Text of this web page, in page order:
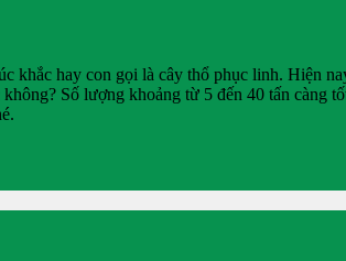
khắc hay con gọi là cây thổ phục linh. Hiện
Số lượng khoảng từ 5 đến 40 tấn càng